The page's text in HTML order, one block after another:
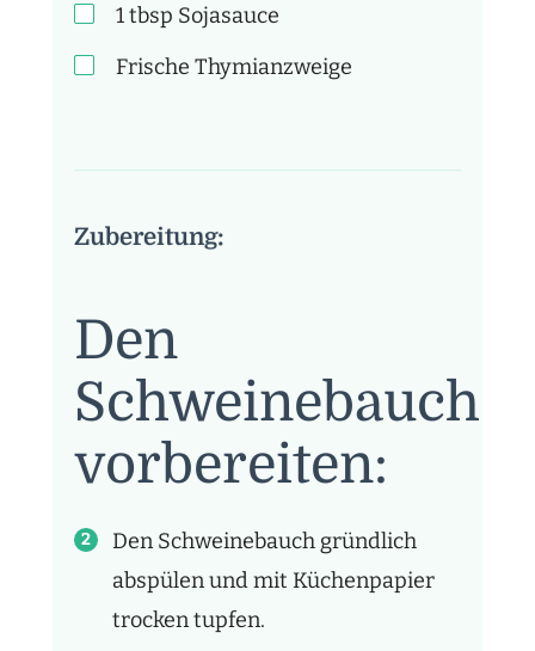
1tbsp Sojasauce
Frische Thymianzweige
Zubereitung:
Den
Schweinebauch
vorbereiten:
Den Schweinebauch gründlich
abspülen und mit Küchenpapier
trocken tupfen.